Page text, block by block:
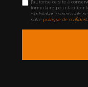
J'autorise ce site à
formulaire pour faciliter
exploitation commerciale
notrepolitique de